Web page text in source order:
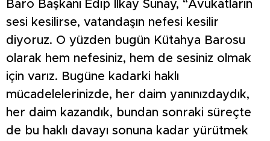
Baro Başkanı Edip İlkay Sunay, “Avukatların
sesi kesilirse, vatandaşın nefesi kesilir
diyoruz. O yüzden bugün Kütahya Barosu
olarak hem nefesiniz, hem de sesiniz olmak
için varız. Bugüne kadarki haklı
mücadelelerinizde, her daim yanınızdaydık,
her daim kazandık, bundan sonraki süreçte
de bu haklı davayı sonuna kadar yürütmek